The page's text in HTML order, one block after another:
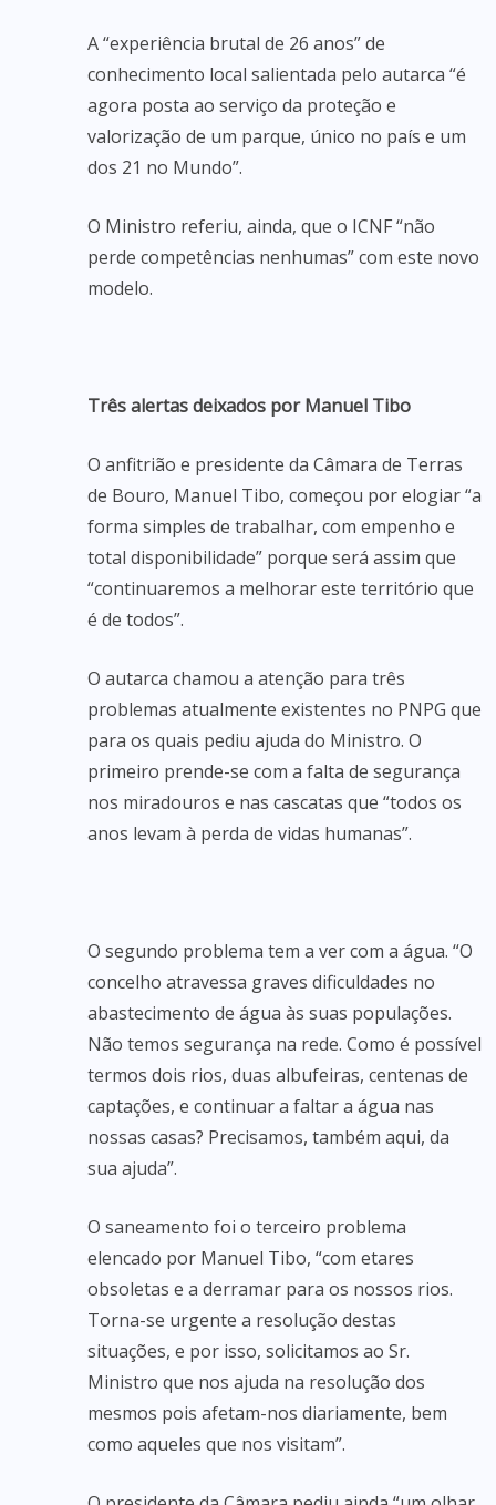
A “experiência brutal de 26 anos” de
conhecimento local salientada pelo autarca “é
agora posta ao serviço da proteção e
valorização de um parque, único no país e um
dos 21 no Mundo”.
O Ministro referiu, ainda, que o ICNF “não
perde competências nenhumas” com este novo
modelo.
Três alertas deixados por Manuel Tibo
O anfitrião e presidente da Câmara de Terras
de Bouro, Manuel Tibo, começou por elogiar “a
forma simples de trabalhar, com empenho e
total disponibilidade” porque será assim que
“continuaremos a melhorar este território que
é de todos”.
O autarca chamou a atenção para três
problemas atualmente existentes no PNPG que
para os quais pediu ajuda do Ministro. O
primeiro prende-se com a falta de segurança
nos miradouros e nas cascatas que “todos os
anos levam à perda de vidas humanas”.
O segundo problema tem a ver com a água. “O
concelho atravessa graves dificuldades no
abastecimento de água às suas populações.
Não temos segurança na rede. Como é possível
termos dois rios, duas albufeiras, centenas de
captações, e continuar a faltar a água nas
nossas casas? Precisamos, também aqui, da
sua ajuda”.
O saneamento foi o terceiro problema
elencado por Manuel Tibo, “com etares
obsoletas e a derramar para os nossos rios.
Torna-se urgente a resolução destas
situações, e por isso, solicitamos ao Sr.
Ministro que nos ajuda na resolução dos
mesmos pois afetam-nos diariamente, bem
como aqueles que nos visitam”.